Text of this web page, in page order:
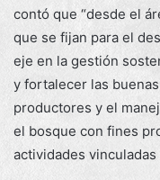
contó que “desde el
que se fijan para el
eje en la gestión
y fortalecer las
productores y el
el bosque con fines
actividades vinculadas